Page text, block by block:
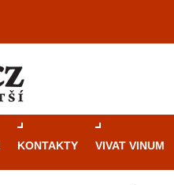
KONTAKTY VIVAT VINUM